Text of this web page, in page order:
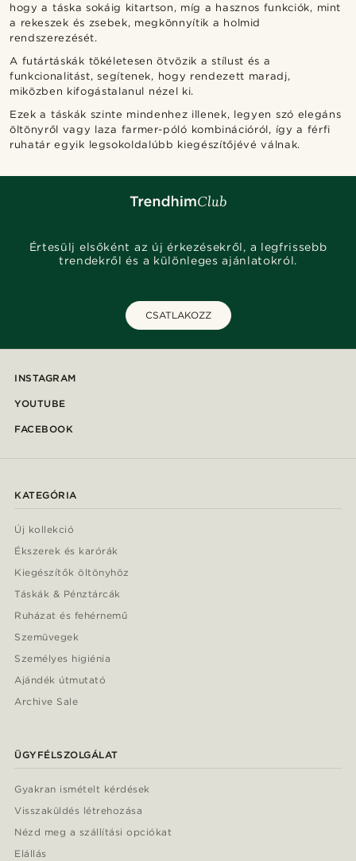
hogy a táska sokáig kitartson, míg a hasznos funkciók, mint
a rekeszek és zsebek, megkönnyítik a holmid
rendszerezését.
A futártáskák tökéletesen ötvözik a stílust és a
funkcionalitást, segítenek, hogy rendezett maradj,
miközben kifogástalanul nézel ki.
Ezek a táskák szinte mindenhez illenek, legyen szó elegáns
öltönyről vagy laza farmer-póló kombinációról, így a férfi
ruhatár egyik legsokoldalúbb kiegészítőjévé válnak.
Értesülj elsőként az új érkezésekről, a legfrissebb
trendekről és a különleges ajánlatokról.
CSATLAKOZZ
INSTAGRAM
YOUTUBE
FACEBOOK
KATEGÓRIA
Új kollekció
Ékszerek és karórák
Kiegészítők öltönyhöz
Táskák & Pénztárcák
Ruházat és fehérnemű
Szemüvegek
Személyes higiénia
Ajándék útmutató
Archive Sale
ÜGYFÉLSZOLGÁLAT
Gyakran ismételt kérdések
Visszaküldés létrehozása
Nézd meg a szállítási opciókat
Elállás